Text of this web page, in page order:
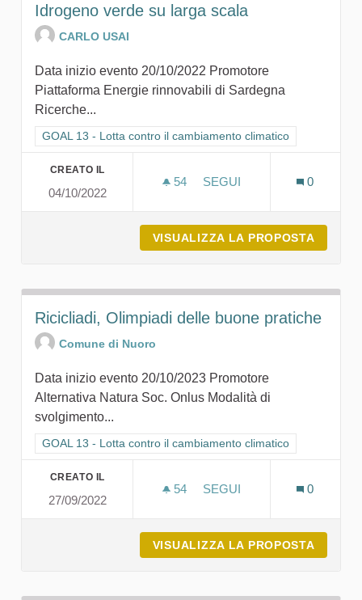
Idrogeno verde su larga scala
CARLO USAI
Data inizio evento 20/10/2022 Promotore
Piattaforma Energie rinnovabili di Sardegna
Ricerche...
Filtra i risultati per categoria: GOAL 13 - Lotta contro il
GOAL 13 - Lotta contro il cambiamento climatico
CREATO IL
04/10/2022
54 54 SOSTENITORI
SEGUI
0
VISUALIZZA LA PROPOSTA
Ricicliadi, Olimpiadi delle buone pratiche
Comune di Nuoro
Data inizio evento 20/10/2023 Promotore
Alternativa Natura Soc. Onlus Modalità di
svolgimento...
Filtra i risultati per categoria: GOAL 13 - Lotta contro il
GOAL 13 - Lotta contro il cambiamento climatico
CREATO IL
27/09/2022
54 54 SOSTENITORI
SEGUI
0
VISUALIZZA LA PROPOSTA